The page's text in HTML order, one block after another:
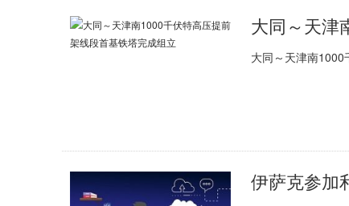
大同～天津南
伊萨克参加